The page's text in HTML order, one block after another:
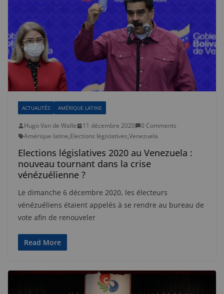
ACTUALITÉS AMÉRIQUE LATINE
Hugo Van de Walle 11 décembre 2020
0 Comments
Amérique latine,Elections législatives,Venezuela
Elections législatives 2020 au Venezuela :
nouveau tournant dans la crise
vénézuélienne ?
Le dimanche 6 décembre 2020, les électeurs
vénézuéliens étaient appelés à se rendre au bureau de
vote afin de renouveler
Read More